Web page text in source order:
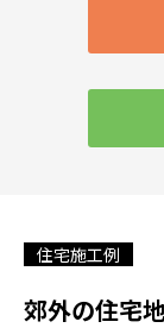
住宅施工例
郊外の住宅